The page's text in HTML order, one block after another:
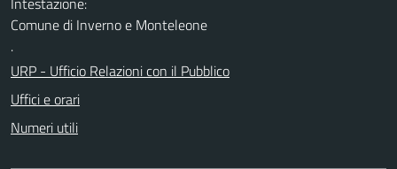
Comune di Inverno e Monteleone
.
URP - Ufficio Relazioni con il Pubblico
Uffici e orari
Numeri utili